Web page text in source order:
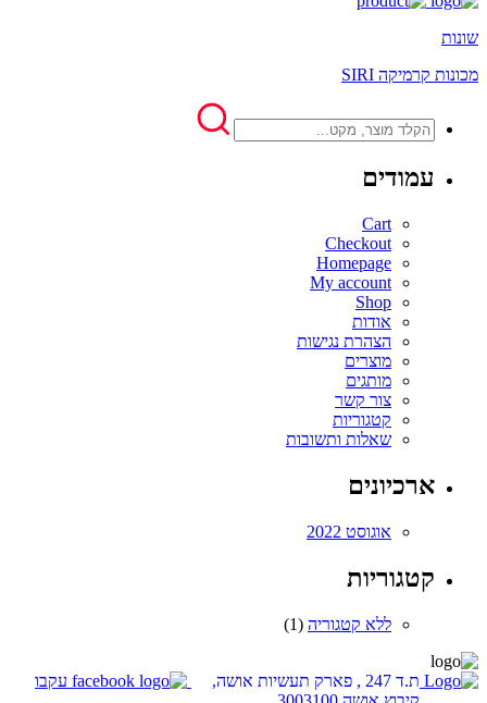
שונות
מכונות קרמיקה SIRI
עמודים
Cart
Checkout
Homepage
My account
Shop
אודות
הצהרת נגישות
מוצרים
מותגים
צור קשר
קטגוריות
שאלות ותשובות
ארכיונים
אוגוסט 2022
קטגוריות
ללא קטגוריה (1)
ת.ד 247 , פארק תעשיות אושה,
עקבו